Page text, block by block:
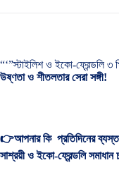
“‘”স্টাইলিশ ও ইকো-ফ্রেন্ডলি ৩
উষ্ণতা ও শীতলতার সেরা সঙ্গী!
👉আপনার কি প্রতিদিনের ব্যস্ত
সাশ্রয়ী ও ইকো-ফ্রেন্ডলি সমাধান